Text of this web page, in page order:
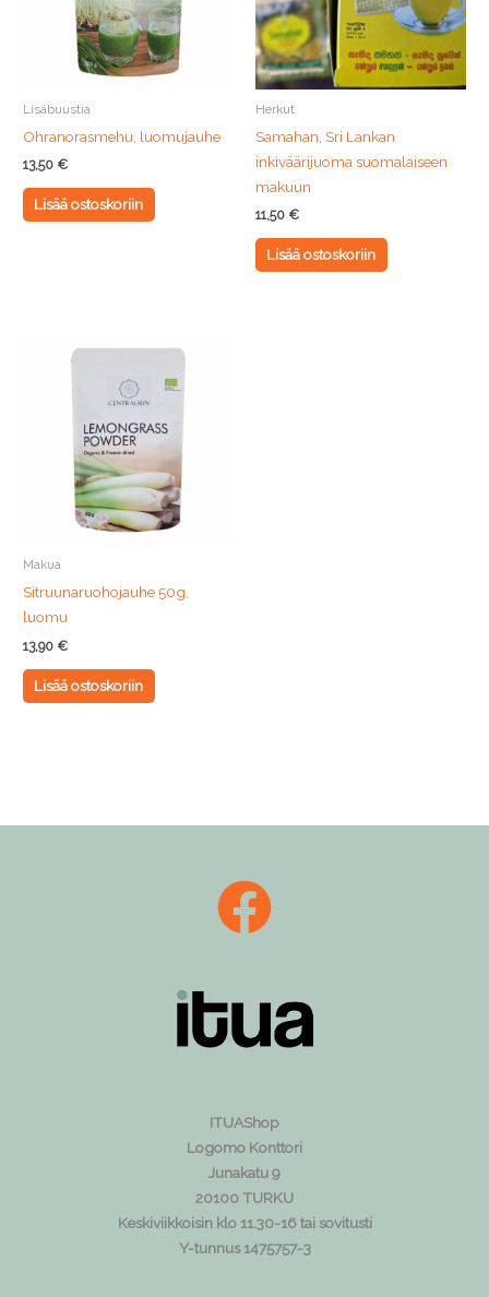
Lisäbuustia
Ohranorasmehu, luomujauhe
13,50 €
Lisää ostoskoriin
Herkut
Samahan, Sri Lankan
inkiväärijuoma suomalaiseen
makuun
11,50 €
Lisää ostoskoriin
Makua
Sitruunaruohojauhe 50g,
luomu
13,90 €
Lisää ostoskoriin
ITUAShop
Logomo Konttori
Junakatu 9
20100 TURKU
Keskiviikkoisin klo 11.30-16 tai sovitusti
Y-tunnus 1475757-3